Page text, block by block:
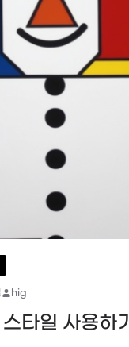
hig
타일 사용하기